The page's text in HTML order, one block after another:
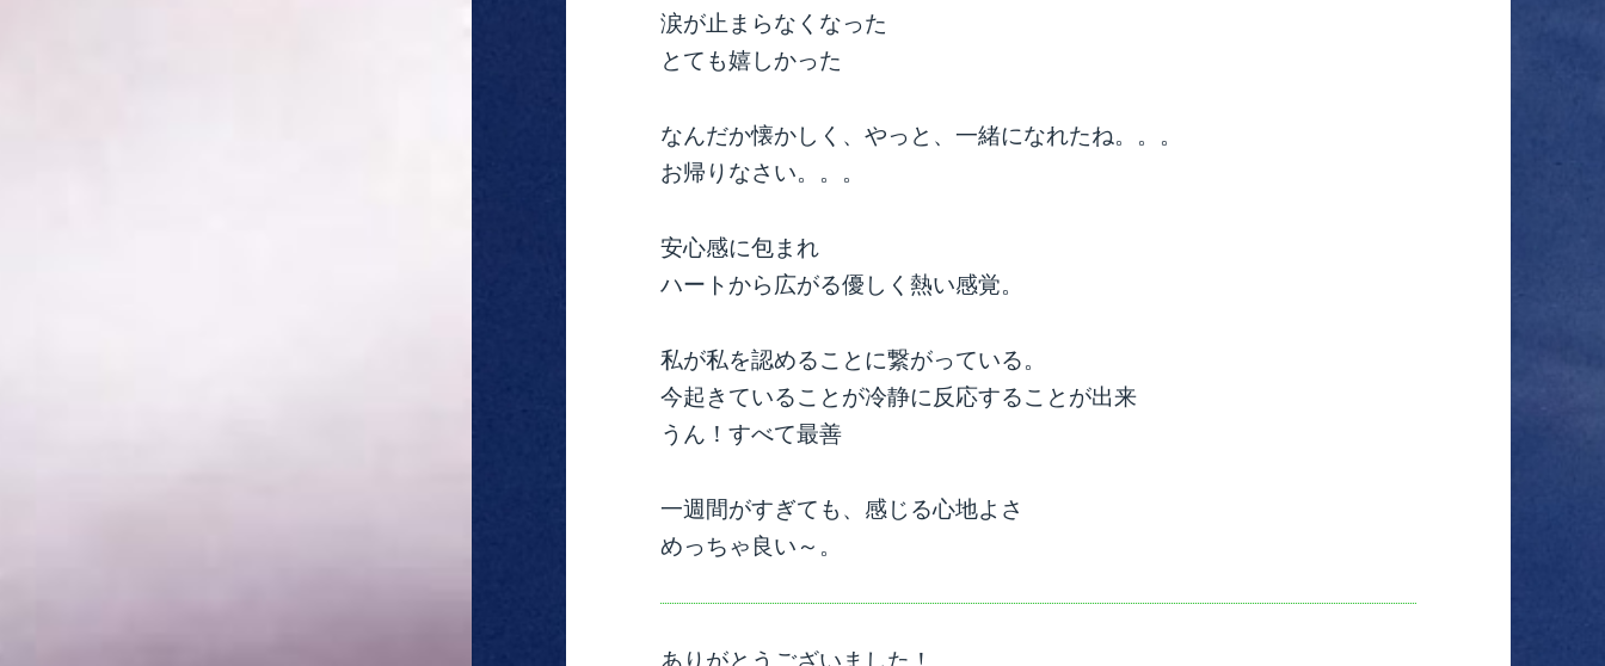
涙が止まらなくなった
とても嬉しかった
なんだか懐かしく、やっと、一緒になれたね。。。
お帰りなさい。。。
安心感に包まれ
ハートから広がる優しく熱い感覚。
私が私を認めることに繋がっている。
今起きていることが冷静に反応することが出来
うん！すべて最善
一週間がすぎても、感じる心地よさ
めっちゃ良い～。
ありがとうございました！